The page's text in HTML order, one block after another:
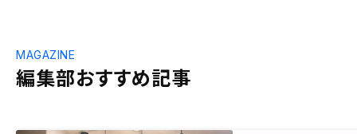
編集部おすすめ記事
MAGAZINE